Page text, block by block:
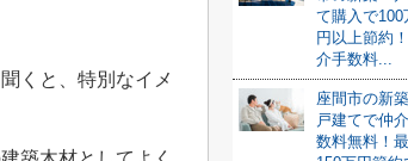
くと、特別なイメ
て購入で100
円以上節約
介手数料...
座間市の新
戸建てで仲
数料無料！